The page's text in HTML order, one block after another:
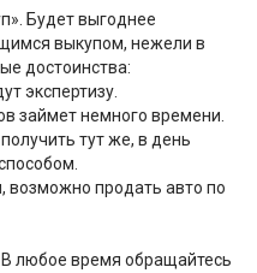
Будет выгоднее
выкупом, нежели в
достоинства:
экспертизу.
займет немного времени.
тут же, в день
возможно продать авто по
любое время обращайтесь